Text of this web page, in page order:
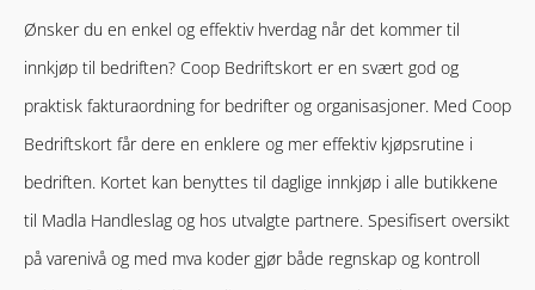
Ønsker du en enkel og effektiv hverdag når det kommer til
innkjøp til bedriften? Coop Bedriftskort er en svært god og
praktisk fakturaordning for bedrifter og organisasjoner. Med Coop
Bedriftskort får dere en enklere og mer effektiv kjøpsrutine i
bedriften. Kortet kan benyttes til daglige innkjøp i alle butikkene
til Madla Handleslag og hos utvalgte partnere. Spesifisert oversikt
på varenivå og med mva koder gjør både regnskap og kontroll